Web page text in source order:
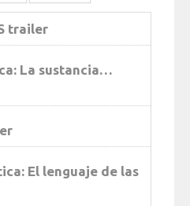
trailer
La sustancia…
El lenguaje de las